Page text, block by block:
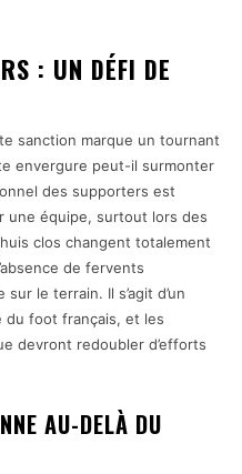
: UN DÉFI DE
sanction marque un tournant
envergure peut-il surmonter
des supporters est
une équipe, surtout lors des
clos changent totalement
de fervents
le terrain. Il s’agit d’un
du foot français, et les
devront redoubler d’efforts
AU-DELÀ DU